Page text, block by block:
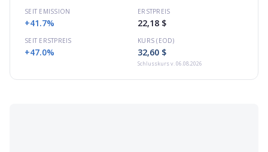
SEIT EMISSION
+41.7%
ERSTPREIS
22,18 $
SEIT ERSTPREIS
+47.0%
KURS (EOD)
32,60 $
Schlusskursv. 06.08.2026